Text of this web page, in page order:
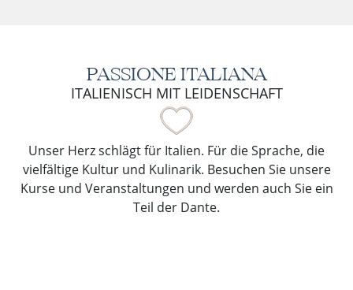
PASSIONE ITALIANA
ITALIENISCH MIT LEIDENSCHAFT
Unser Herz schlägt für Italien. Für die Sprache, die
vielfältige Kultur und Kulinarik. Besuchen Sie unsere
Kurse und Veranstaltungen und werden auch Sie ein
Teil der Dante.